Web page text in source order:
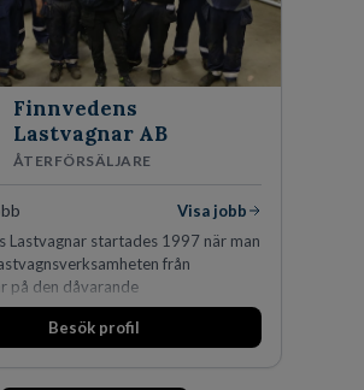
240 medarbetare.
Finnvedens
Lastvagnar AB
ÅTERFÖRSÄLJARE
Visa jobb
Lastvagnar startades 1997 när man
från
på den dåvarande
i Värnamo. Sedan dess har
kraftigt genom ett antal
Besök profil